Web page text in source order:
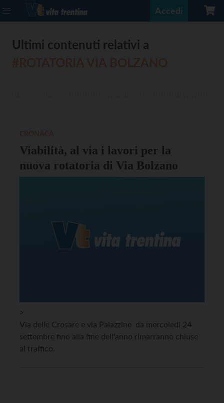
Accedi
Ultimi contenuti relativi a
Viabilità, al via i lavori per la
nuova rotatoria di Via Bolzano
>
Via delle Crosare e via Palazzine da mercoledì 24
settembre fino alla fine dell'anno rimarranno chiuse
al traffico.